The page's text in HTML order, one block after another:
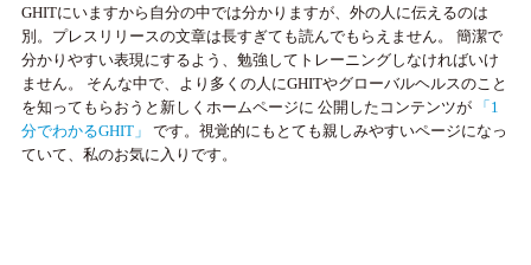
GHITにいますから自分の中では分かりますが、外の人に伝えるのは
別。プレスリリースの文章は長すぎても読んでもらえません。 簡潔で
分かりやすい表現にするよう、勉強してトレーニングしなければいけ
ません。 そんな中で、より多くの人にGHITやグローバルヘルスのこと
を知ってもらおうと新しくホームページに 公開したコンテンツが
「1
分でわかるGHIT」 です。視覚的にもとても親しみやすいページになっ
ていて、私のお気に入りです。